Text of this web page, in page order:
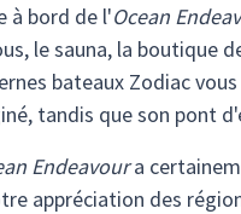
à bord de l'Ocean
le sauna, la boutique
bateaux Zodiac
tandis que son pont
Endeavoura
appréciation des